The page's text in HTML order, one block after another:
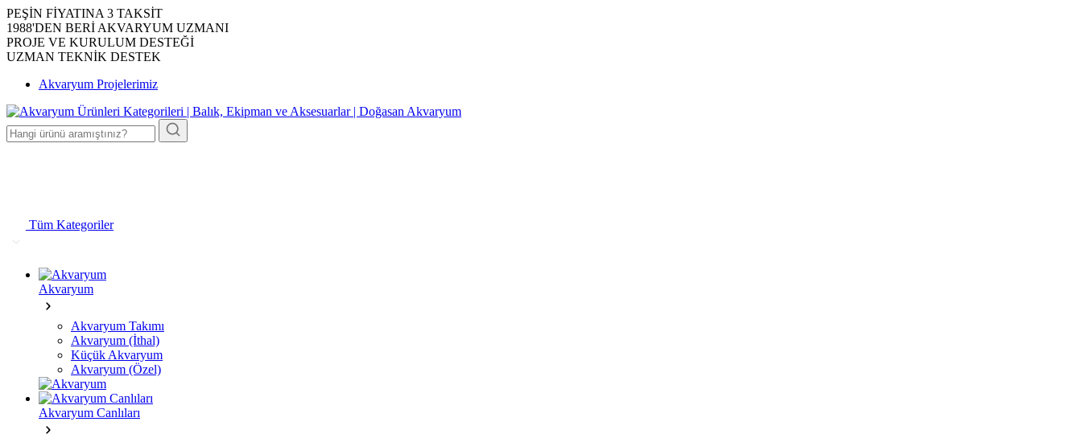
PEŞİN FİYATINA 3 TAKSİT
1988'DEN BERİ AKVARYUM UZMANI
PROJE VE KURULUM DESTEĞİ
UZMAN TEKNİK DESTEK
Akvaryum Projelerimiz
Tüm Kategoriler
Akvaryum
Akvaryum Takımı
Akvaryum (İthal)
Küçük Akvaryum
Akvaryum (Özel)
Akvaryum Canlıları